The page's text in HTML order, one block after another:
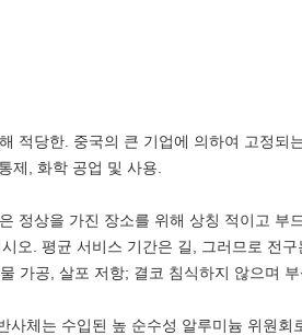
적당한. 중국의 큰 기업에 의하여 고정되
제, 화학 공업 및 사용.
정상을 가진 장소를 위해 상칭 적이고 부
오. 평균 서비스 기간은 길, 그러므로 전
가공, 살포 저항; 결코 침식하지 않으며 부
체는 수입된 높 순수성 알루미늄 위원회